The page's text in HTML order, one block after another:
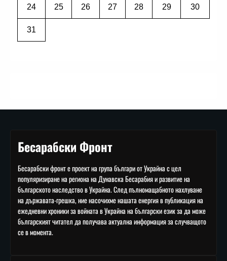
24 25 26 27 28 29 30
31
Бесарабски Фронт
Бесарабски фронт е проект на група българи от Украйна с цел
популяризиране на региона на Дунавска Бесарабия и развитие на
българското наследство в Украйна. След пълномащабното нахлуване
на държавата-грешка, ние насочихме нашата енергия в публикация на
ежедневни хроники за войната в Украйна на български език за да може
българският читател да получава актуална информация за случващото
се в момента.